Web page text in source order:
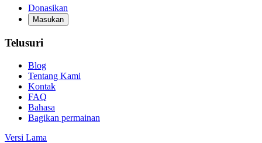
Donasikan
Masukan
Telusuri
Blog
Tentang Kami
Kontak
FAQ
Bahasa
Bagikan permainan
Versi Lama